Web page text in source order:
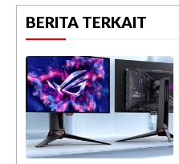
BERITA TERKAIT